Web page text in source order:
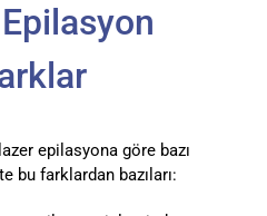
epilasyona göre bazı
bu farklardan bazıları: